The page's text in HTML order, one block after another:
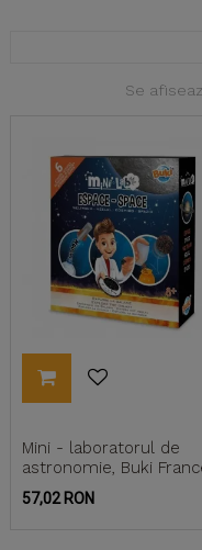
Se
Mini - laboratorul de
astronomie, Buki
Pret
57,02 RON